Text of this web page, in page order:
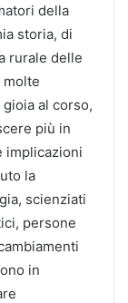
della
storia, di
rurale delle
molte
al corso,
più in
implicazioni
la
scienziati
persone
in